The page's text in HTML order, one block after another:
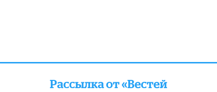
Рассылка от «Вестей